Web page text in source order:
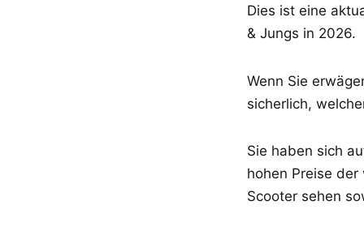
Dies ist eine
& Jungs in 2026.
Wenn Sie
sicherlich,
Sie haben sich
hohen Preise
Scooter sehen